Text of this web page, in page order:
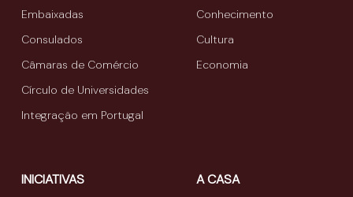
Embaixadas
Consulados
Câmaras de Comércio
Círculo de Universidades
Integração em Portugal
Conhecimento
Cultura
Economia
INICIATIVAS A CASA